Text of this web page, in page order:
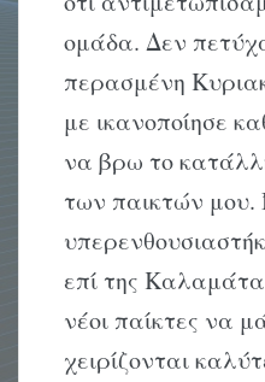
ομάδα. Δεν
περασμένη
με ικανοποίησε
να βρω το
των παικτών μου.
επί της
νέοι παίκτες να
χειρίζονται